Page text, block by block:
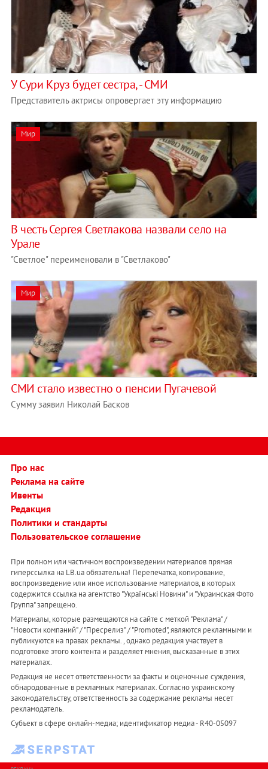
У Сури Круз будет сестра, - СМИ
Представитель актрисы опровергает эту информацию
Мир
В честь Сергея Светлакова назвали село на
Урале
"Светлое" переименовали в "Светлаково"
Мир
СМИ стало известно о пенсии Пугачевой
Сумму заявил Николай Басков
Про нас
Реклама на сайте
Ивенты
Редакция
Политики и стандарты
Пользовательское соглашение
При полном или частичном воспроизведении материалов прямая
гиперссылка на LB.ua обязательна! Перепечатка, копирование,
воспроизведение или иное использование материалов, в которых
содержится ссылка на агентство "Українськi Новини" и "Украинская Фото
Группа" запрещено.
Материалы, которые размещаются на сайте с меткой "Реклама" /
"Новости компаний" / "Пресрелиз" / "Promoted", являются рекламными и
публикуются на правах рекламы. , однако редакция участвует в
подготовке этого контента и разделяет мнения, высказанные в этих
материалах.
Редакция не несет ответственности за факты и оценочные суждения,
обнародованные в рекламных материалах. Согласно украинскому
законодательству, ответственность за содержание рекламы несет
рекламодатель.
Субъект в сфере онлайн-медиа; идентификатор медиа - R40-05097